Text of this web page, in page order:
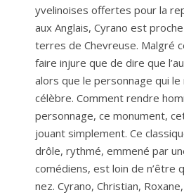
yvelinoises offertes pour la
aux Anglais, Cyrano est
terres de Chevreuse. Malgré
faire injure que de dire que
alors que le personnage qui
célèbre. Comment rendre
personnage, ce monument,
jouant simplement. Ce
drôle, rythmé, emmené par
comédiens, est loin de n’être
nez. Cyrano, Christian,